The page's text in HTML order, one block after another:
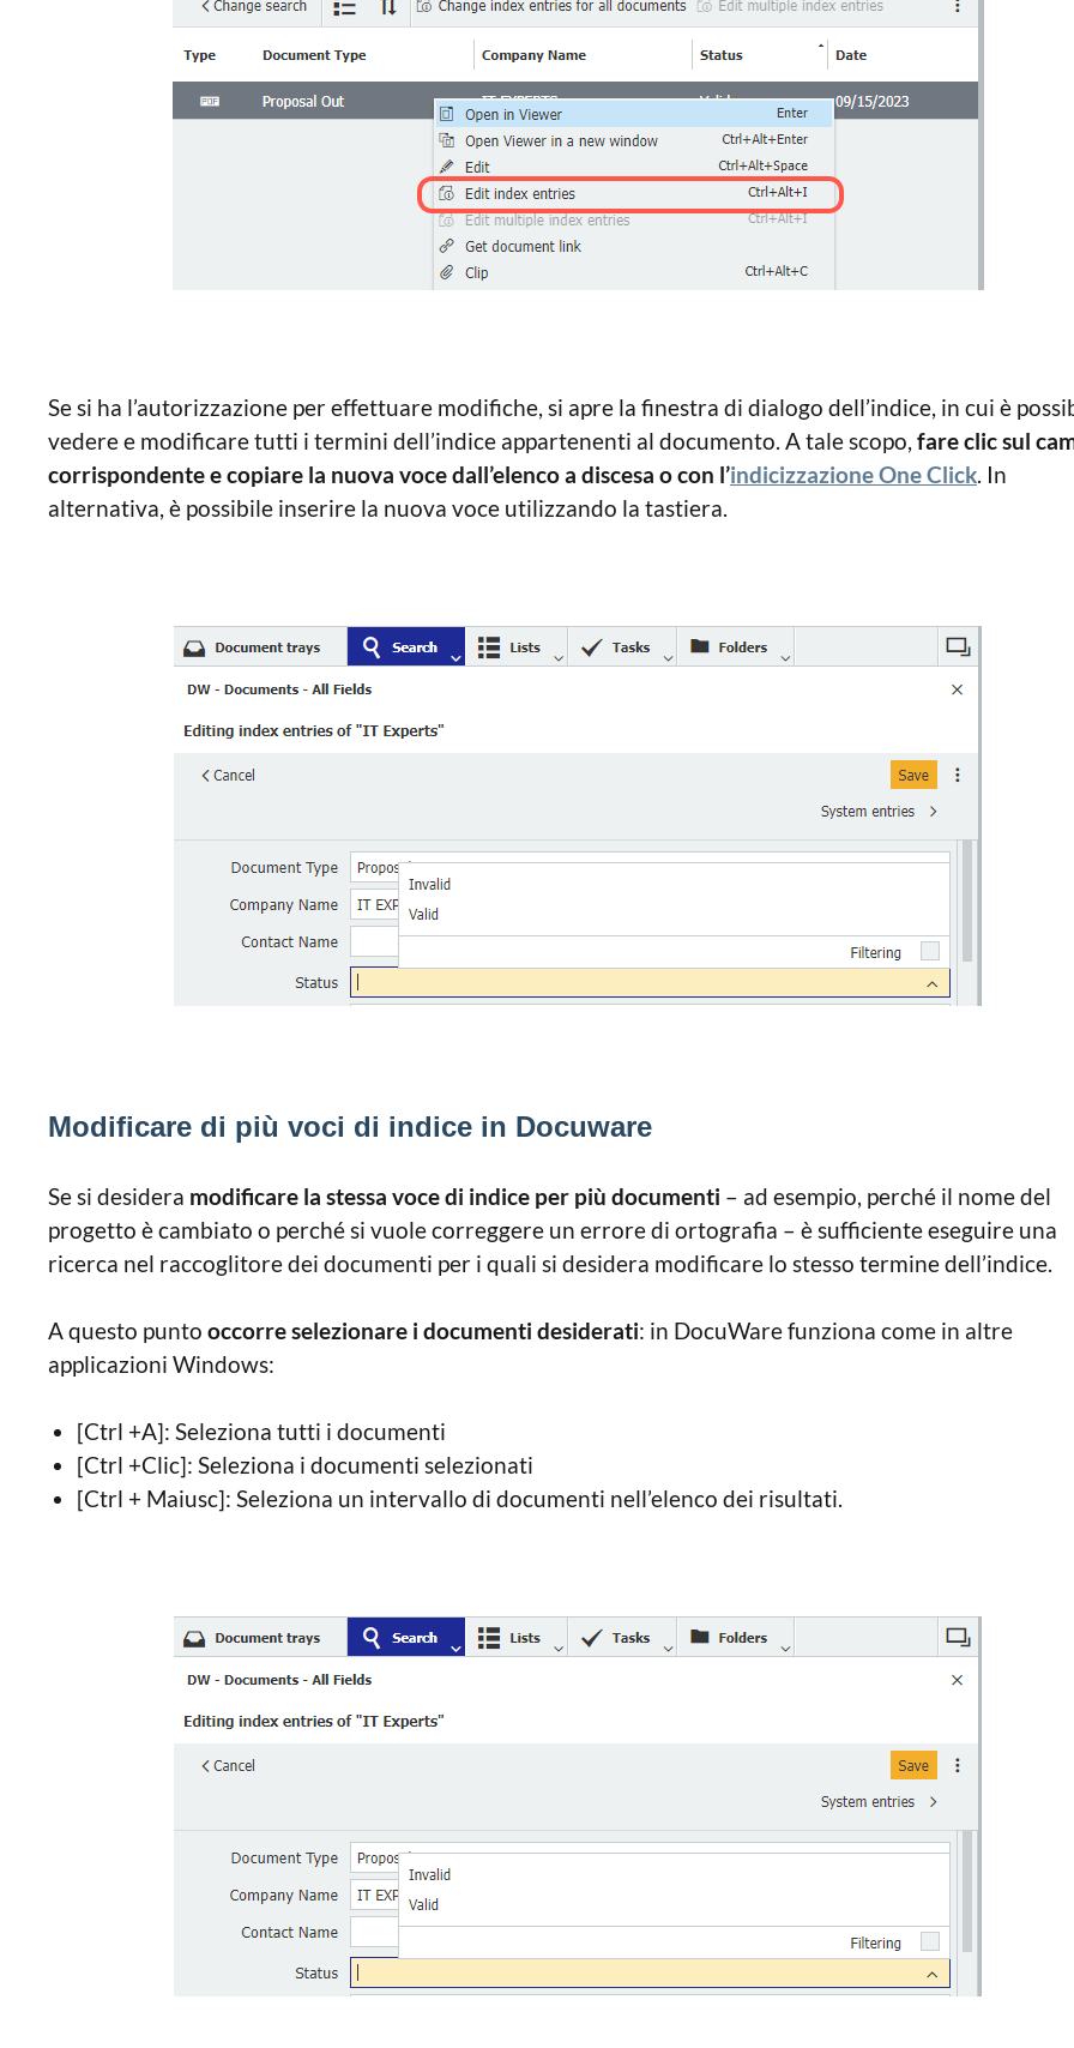
Se si ha l’autorizzazione per effettuare modifiche, si apre la finestra di dialogo dell’indice, in cui è
vedere e modificare tutti i termini dell’indice appartenenti al documento. A tale scopo, fare clic sul
corrispondente e copiare la nuova voce dall’elenco a discesa o con l’indicizzazione One Click. In
alternativa, è possibile inserire la nuova voce utilizzando la tastiera.
Modificare di più voci di indice in Docuware
Se si desidera modificare la stessa voce di indice per più documenti – ad esempio, perché il nome del
progetto è cambiato o perché si vuole correggere un errore di ortografia – è sufficiente eseguire una
ricerca nel raccoglitore dei documenti per i quali si desidera modificare lo stesso termine dell’indice.
A questo punto occorre selezionare i documenti desiderati: in DocuWare funziona come in altre
applicazioni Windows:
[Ctrl +A]: Seleziona tutti i documenti
[Ctrl +Clic]: Seleziona i documenti selezionati
[Ctrl + Maiusc]: Seleziona un intervallo di documenti nell’elenco dei risultati.